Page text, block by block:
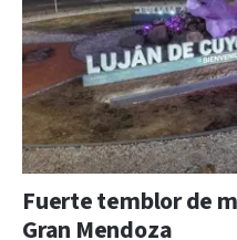
Fuerte temblor de
Gran Mendoza